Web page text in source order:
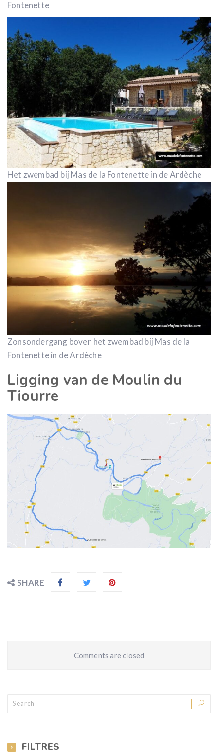
Fontenette
Het zwembad bij Mas de la Fontenette in de Ardèche
Zonsondergang boven het zwembad bij Mas de la
Fontenette in de Ardèche
Ligging van de Moulin du
Tiourre
SHARE
Comments are closed
FILTRES